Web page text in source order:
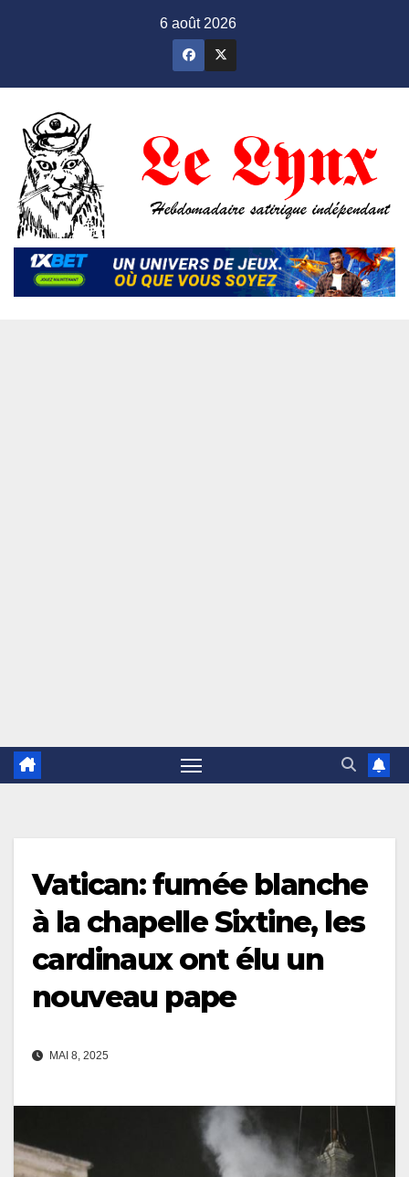
6 août 2026
Vatican: fumée blanche
à la chapelle Sixtine, les
cardinaux ont élu un
nouveau pape
MAI 8, 2025